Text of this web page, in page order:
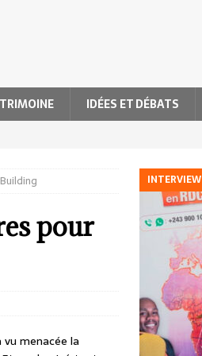
IDÉES ET DÉBATS
pour
vu menacée la
INTERVIEW